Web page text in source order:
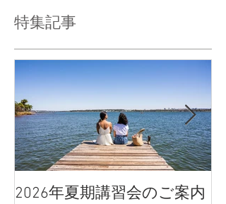
特集記事
2026年夏期講習会のご案内